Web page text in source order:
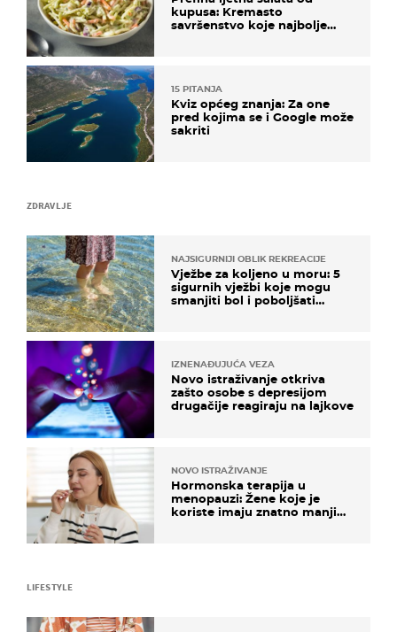
ZDRAVLJE
NAJSIGURNIJI OBLIK REKREACIJE
Vježbe za koljeno u moru: 5
sigurnih vježbi koje mogu
smanjiti bol i poboljšati
IZNENAĐUJUĆA VEZA
Novo istraživanje otkriva
zašto osobe s depresijom
drugačije reagiraju na lajkove
NOVO ISTRAŽIVANJE
Hormonska terapija u
menopauzi: Žene koje je
koriste imaju znatno manji
kupusa: Kremasto
savršenstvo koje najbolje
15 PITANJA
Kviz općeg znanja: Za one
pred kojima se i Google može
sakriti
LIFESTYLE